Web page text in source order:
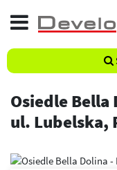
Osiedle Bella
ul. Lubelska,